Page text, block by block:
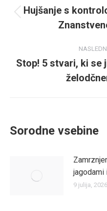
Facebooku
Twitterju
navigation
Hujšanje s
Stop! 5 stvari, ki se
Sorodne vsebine
jagodami
9 julija, 2026